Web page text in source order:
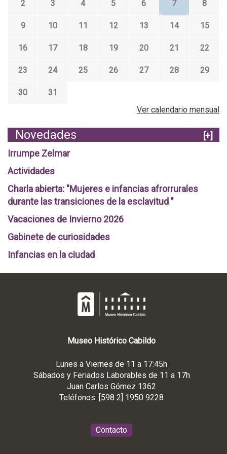
2 3 4 5 6 7 8
9 10 11 12 13 14 15
16 17 18 19 20 21 22
23 24 25 26 27 28 29
30
31
Ver calendario mensual
Novedades
[+]
Irrumpe Zelmar
Actividades
Charla abierta: "Mujeres e infancias afrorrurales
durante las transiciones de la esclavitud "
Vacaciones de Invierno 2026
Gabinete de curiosidades
Infancias en la ciudad
Museo Histórico Cabildo
Lunes a Viernes de 11 a 17:45h
Sábados y Feriados Laborables de 11 a 17h
Juan Carlos Gómez 1362
Teléfonos: [598 2] 1950 9228
Contacto